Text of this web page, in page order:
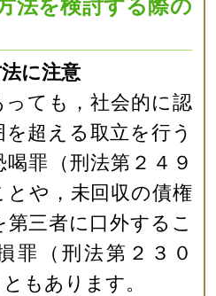
法を検討する際の
に注意
ても，社会的に認
超える取立を行う
罪（刑法第２４９
や，未回収の債権
三者に口外するこ
罪（刑法第２３０
もあります。